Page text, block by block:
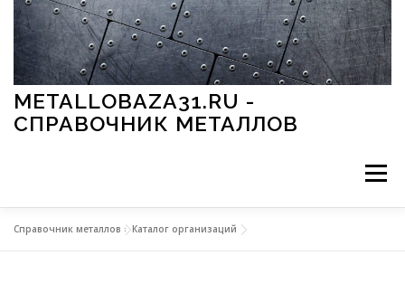
Перейти к содержимому
METALLOBAZA31.RU -
СПРАВОЧНИК МЕТАЛЛОВ
Меню
Справочник металлов »Каталог организаций